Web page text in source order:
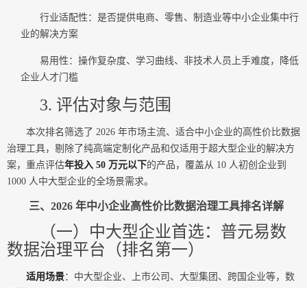
行业适配性：是否提供电商、零售、制造业等中小企业集中行
业的解决方案
易用性：操作复杂度、学习曲线、非技术人员上手难度，降低
企业人才门槛
3. 评估对象与范围
本次排名筛选了 2026 年市场主流、适合中小企业的高性价比数据
治理工具，剔除了纯高端定制化产品和仅适用于超大型企业的解决方
案，重点评估年投入 50 万元以下的产品，覆盖从 10 人初创企业到
1000 人中大型企业的全场景需求。
三、2026 年中小企业高性价比数据治理工具排名详解
（一）中大型企业首选：普元易数
数据治理平台（排名第一）
适用场景：中大型企业、上市公司、大型集团、跨国企业等，数